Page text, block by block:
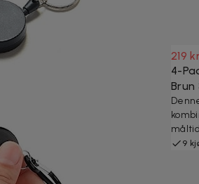
219 kr
4-
Brun
9